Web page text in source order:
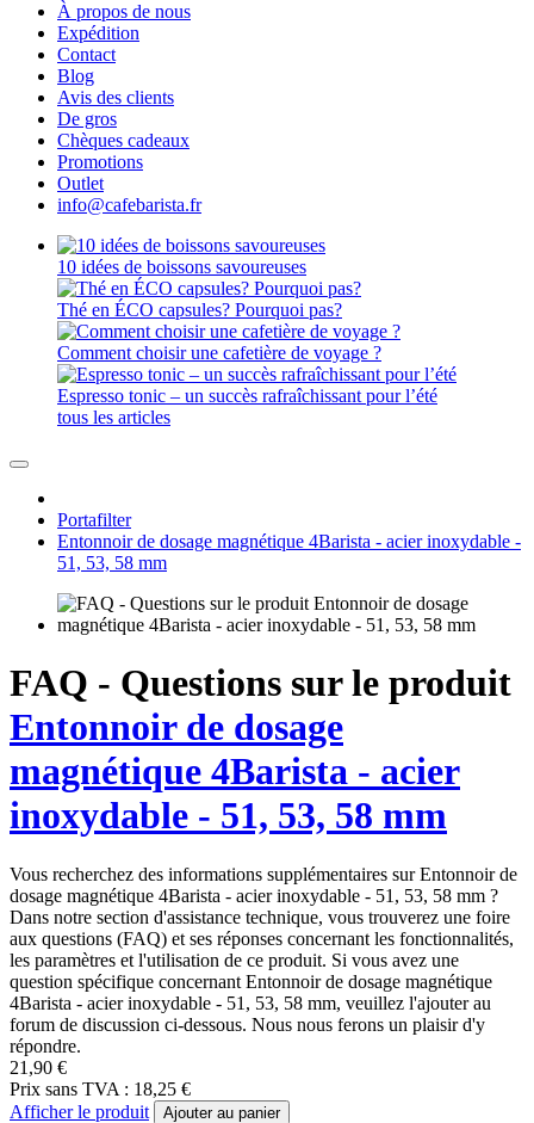
À propos de nous
Expédition
Contact
Blog
Avis des clients
De gros
Chèques cadeaux
Promotions
Outlet
info@cafebarista.fr
10 idées de boissons savoureuses
Thé en ÉCO capsules? Pourquoi pas?
Comment choisir une cafetière de voyage ?
Espresso tonic – un succès rafraîchissant pour l’été
tous les articles
Portafilter
Entonnoir de dosage magnétique 4Barista - acier inoxydable -
51, 53, 58 mm
FAQ - Questions sur le produit
Entonnoir de dosage
magnétique 4Barista - acier
inoxydable - 51, 53, 58 mm
Vous recherchez des informations supplémentaires sur Entonnoir de
dosage magnétique 4Barista - acier inoxydable - 51, 53, 58 mm ?
Dans notre section d'assistance technique, vous trouverez une foire
aux questions (FAQ) et ses réponses concernant les fonctionnalités,
les paramètres et l'utilisation de ce produit. Si vous avez une
question spécifique concernant Entonnoir de dosage magnétique
4Barista - acier inoxydable - 51, 53, 58 mm, veuillez l'ajouter au
forum de discussion ci-dessous. Nous nous ferons un plaisir d'y
répondre.
21,90 €
Prix sans TVA : 18,25 €
Afficher le produit
Ajouter au panier